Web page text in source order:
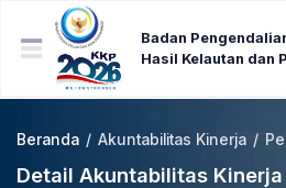
Badan
Hasil Kelautan dan
Beranda / Akuntabilitas Kinerja /
Detail Akuntabilitas Kinerja